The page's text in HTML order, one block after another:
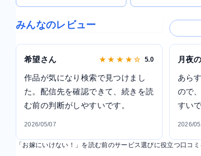
みんなのレビュー
希望さん ★ ★ ★ ★ ☆ 5.0
作品が気になり検索で見つけまし
た。配信先を確認できて、続きを読
む前の判断がしやすいです。
2026/05/07
月夜
あら
ので
すい
2026/
「お嫁にいけない！」を読む前のサービス選びに役立つ口コミ